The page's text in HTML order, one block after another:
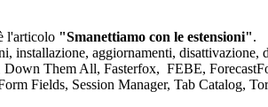
l'articolo "Smanettiamo con le estensioni".
installazione, aggiornamenti, disattivazione,
Them All, Fasterfox, FEBE,
Fields, Session Manager, Tab Catalog,